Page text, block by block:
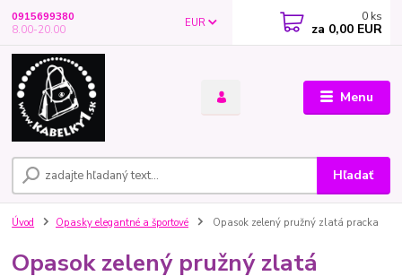
Menu
EUR
Hľadať
0915699380
8.00-20.00
0 ks
za 0,00 EUR
Úvod Opasky elegantné a športové Opasok zelený pružný zlatá pracka
Opasok zelený pružný zlatá